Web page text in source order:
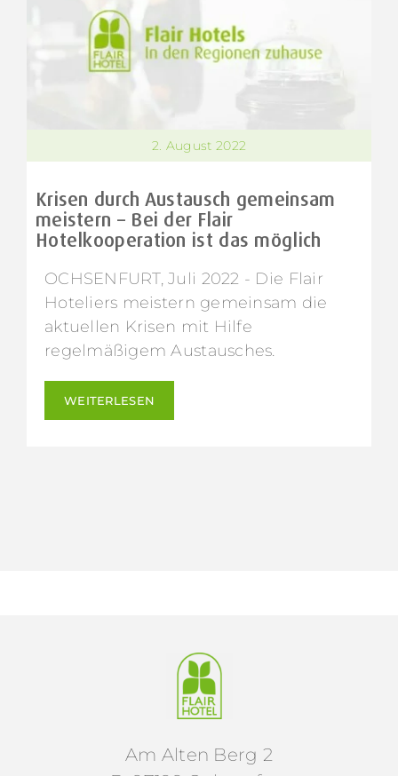
2. August 2022
Krisen durch Austausch gemeinsam
meistern – Bei der Flair
Hotelkooperation ist das möglich
OCHSENFURT, Juli 2022 - Die Flair
Hoteliers meistern gemeinsam die
aktuellen Krisen mit Hilfe
regelmäßigem Austausches.
WEITERLESEN
Am Alten Berg 2